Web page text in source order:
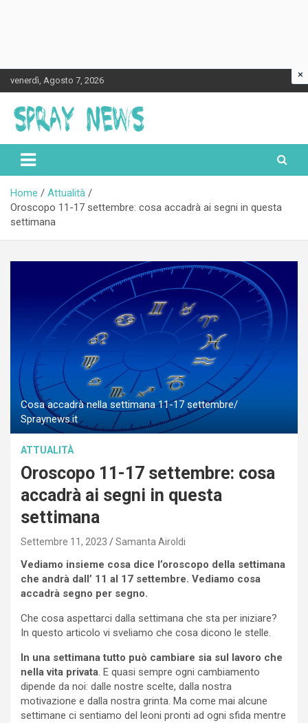
to
content
venerdì, Agosto 7, 2026
Spraynews.it
Home
Attualità
Oroscopo 11-17 settembre: cosa accadrà ai segni in questa
settimana
Cosa accadrà nella settimana 11-17 settembre/
Spraynews.it
ATTUALITÀ
Oroscopo 11-17 settembre: cosa
accadrà ai segni in questa
settimana
Settembre 11, 2023 Samanta Airoldi
Vediamo insieme cosa dice l’oroscopo della settimana
che andrà dall’ 11 al 17 settembre. Vediamo cosa
accadrà segno per segno.
Che cosa aspettarci dalla settimana che sta per iniziare?
In questo articolo vi sveliamo che cosa dicono le stelle.
In una settimana tutto può cambiare sia sul lavoro che
nella vita privata. E quasi sempre ogni cambiamento
dipende da noi: dalle nostre scelte, dalla nostra
motivazione e dalla nostra grinta. Ma come mai alcune
settimane ci sentiamo del leoni pronti ad ogni sfida mentre
×